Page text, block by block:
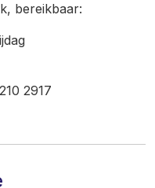
bereikbaar:
2917